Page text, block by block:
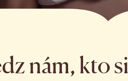
nám, kto si